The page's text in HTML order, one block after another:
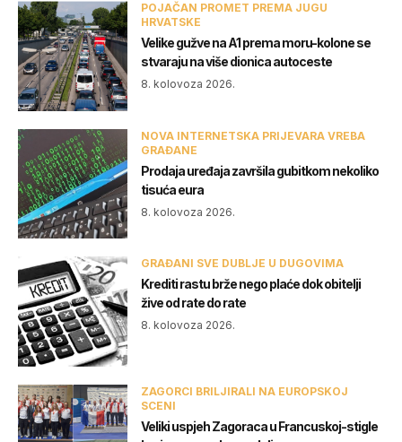
POJAČAN PROMET PREMA JUGU
HRVATSKE
Velike gužve na A1 prema moru-kolone se
stvaraju na više dionica autoceste
8. kolovoza 2026.
NOVA INTERNETSKA PRIJEVARA VREBA
GRAĐANE
Prodaja uređaja završila gubitkom nekoliko
tisuća eura
8. kolovoza 2026.
GRAĐANI SVE DUBLJE U DUGOVIMA
Krediti rastu brže nego plaće dok obitelji
žive od rate do rate
8. kolovoza 2026.
ZAGORCI BRILJIRALI NA EUROPSKOJ
SCENI
Veliki uspjeh Zagoraca u Francuskoj-stigle